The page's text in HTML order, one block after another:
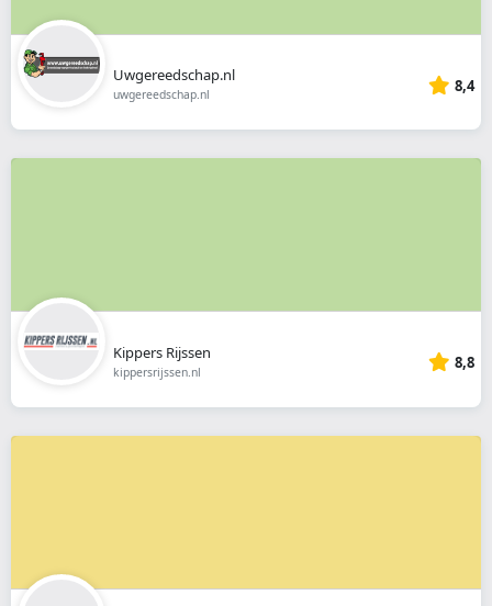
Uwgereedschap.nl
uwgereedschap.nl 8,4
Kippers Rijssen
kippersrijssen.nl 8,8